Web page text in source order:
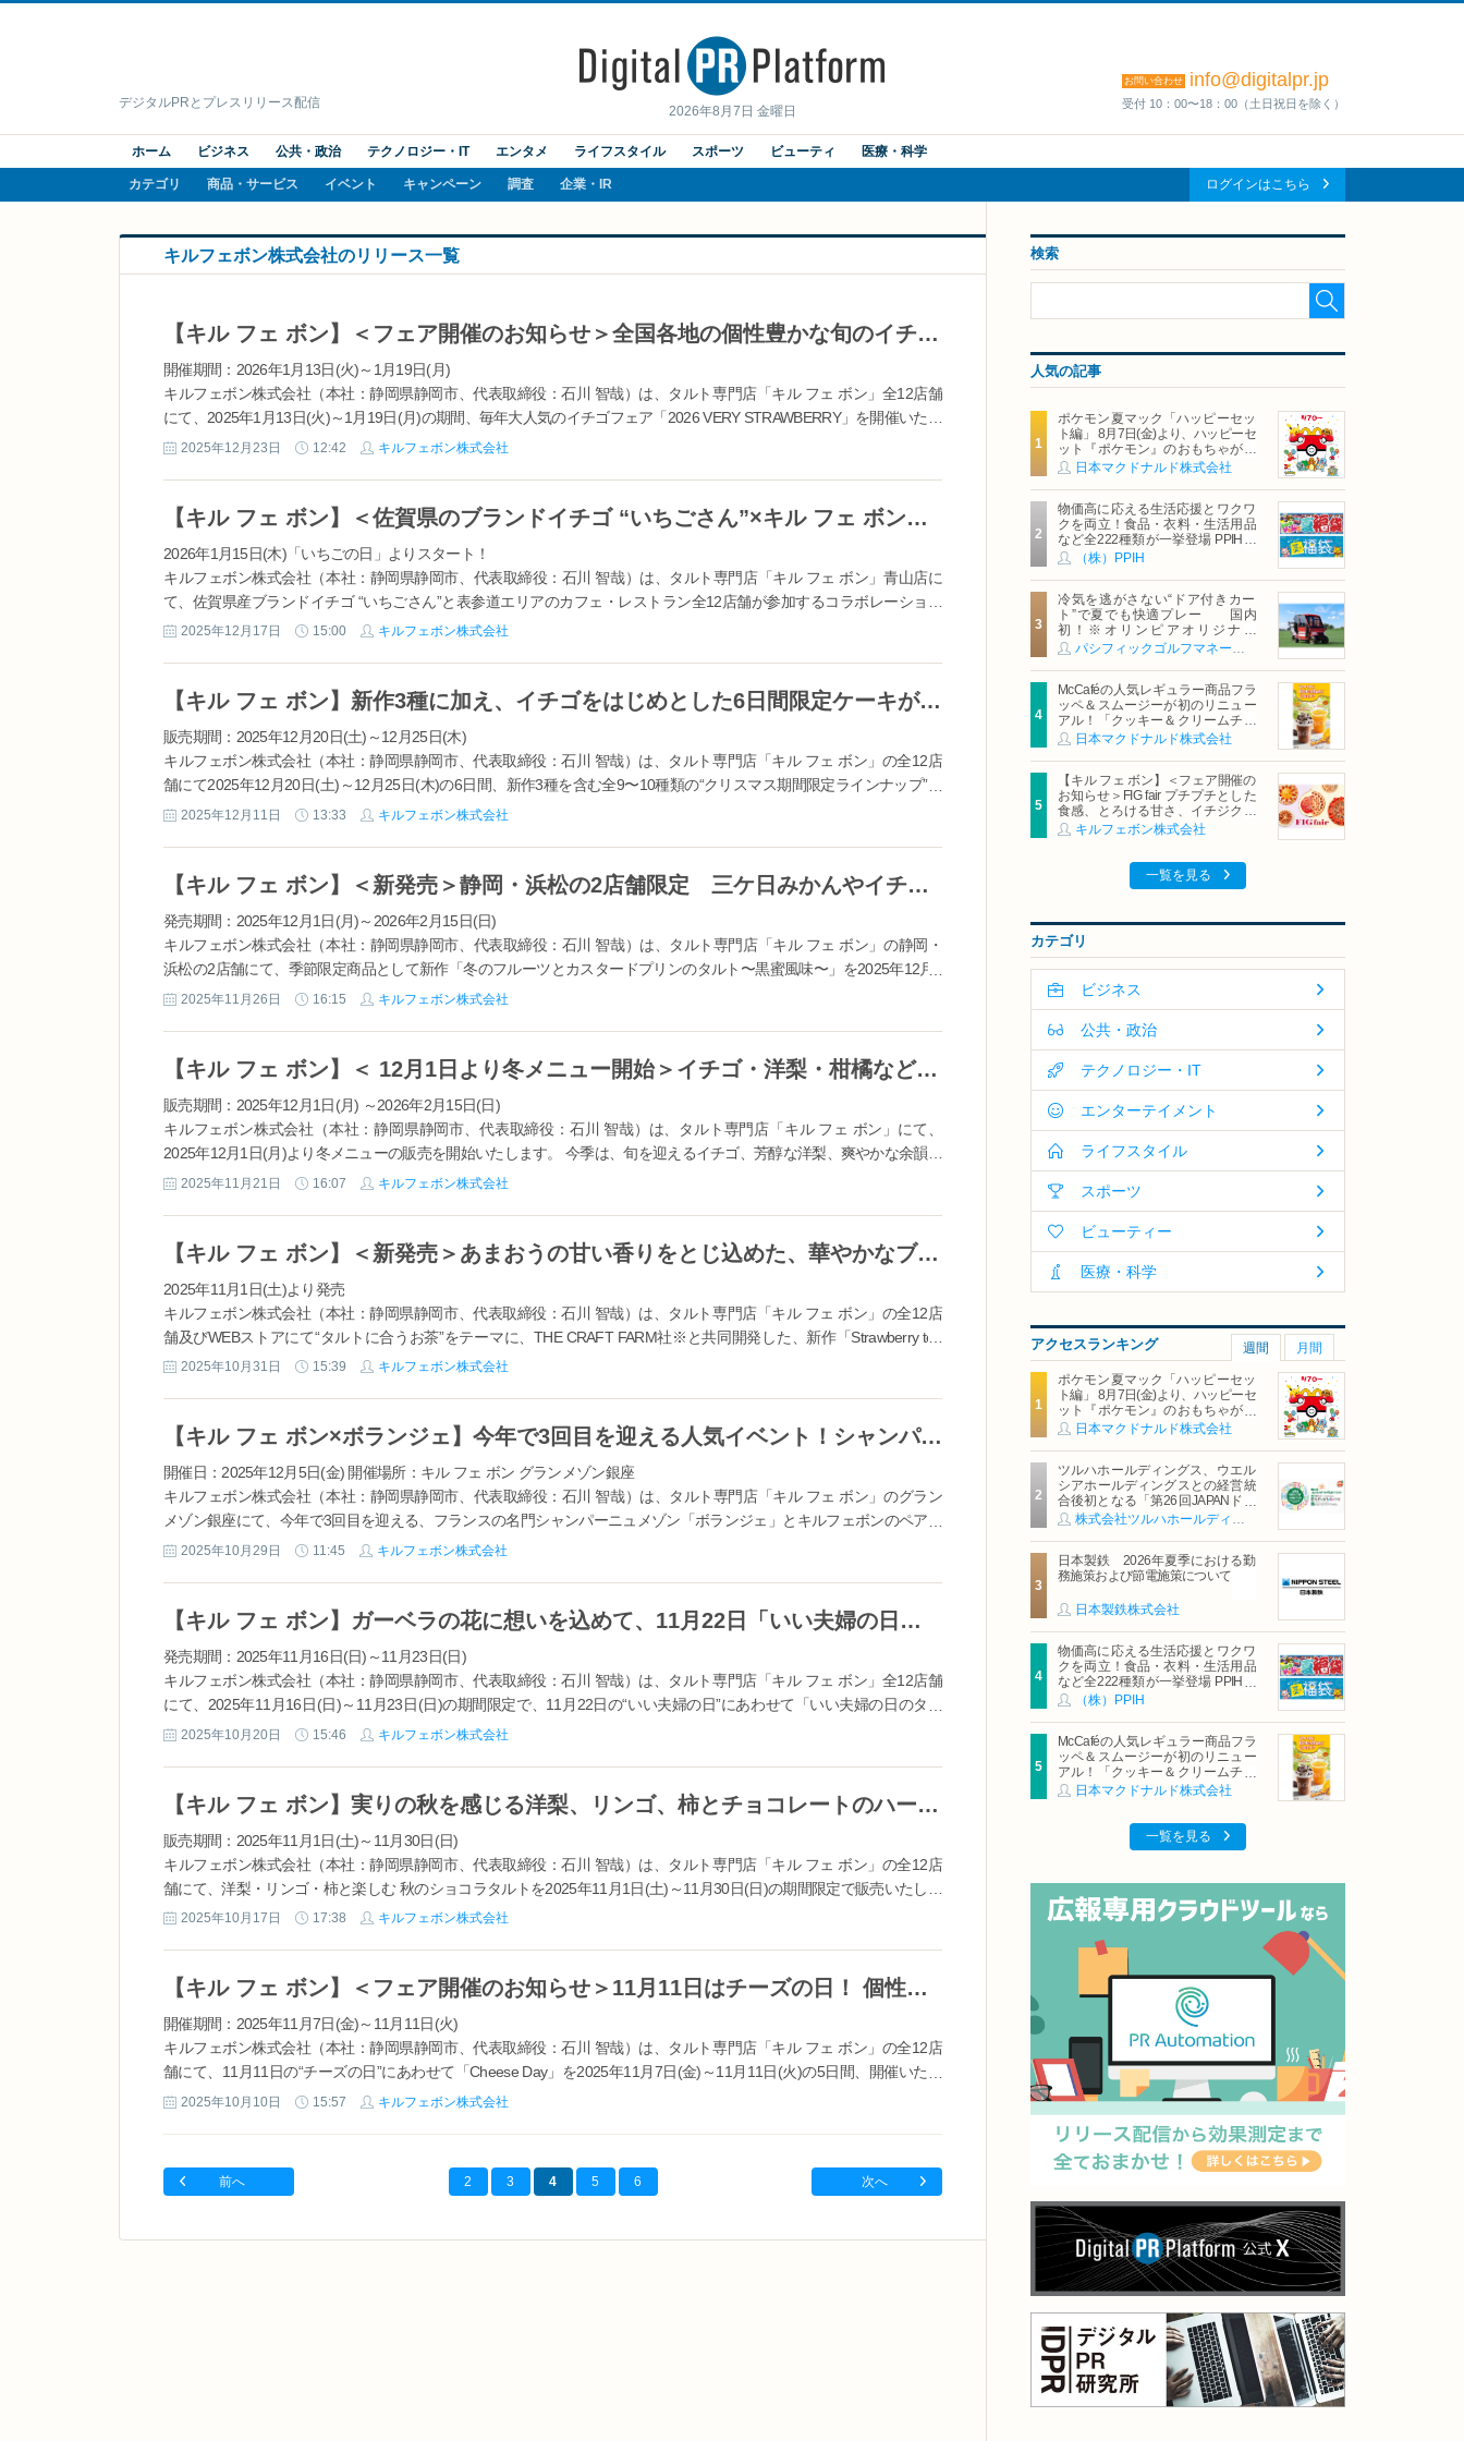
2026年8月7日 金曜日
デジタルPRとプレスリリース配信
お問い合わせ info@digitalpr.jp
受付 10：00〜18：00（土日祝日を除く）
ホーム ビジネス 公共・政治 テクノロジー・IT エンタメ ライフスタイル スポーツ ビューティ 医療・科学
カテゴリ 商品・サービス イベント キャンペーン 調査 企業・IR ログインはこちら
キルフェボン株式会社のリリース一覧
【キル フェ ボン】＜フェア開催のお知らせ＞全国各地の個性豊かな旬のイチゴが勢揃い！ショーケースを赤く彩る1週間 毎年大人気のフェア「2026 VERY STRAWBERRY」
開催期間：2026年1月13日(火)～1月19日(月)
キルフェボン株式会社（本社：静岡県静岡市、代表取締役：石川 智哉）は、タルト専門店「キル フェ ボン」全12店舗
にて、2025年1月13日(火)～1月19日(月)の期間、毎年大人気のイチゴフェア「2026 VERY STRAWBERRY」を開催いたし
ます。 本フェアは、全国各地から集めた...
2025年12月23日 12:42 キルフェボン株式会社
【キル フェ ボン】＜佐賀県のブランドイチゴ “いちごさん”×キル フェ ボン青山＞5年目を迎える人気企画『いちごさんどう2026』
2026年1月15日(木)「いちごの日」よりスタート！
キルフェボン株式会社（本社：静岡県静岡市、代表取締役：石川 智哉）は、タルト専門店「キル フェ ボン」青山店に
て、佐賀県産ブランドイチゴ “いちごさん”と表参道エリアのカフェ・レストラン全12店舗が参加するコラボレーション
企画『いちごさんどう2026』に今年も参加いたし...
2025年12月17日 15:00 キルフェボン株式会社
【キル フェ ボン】新作3種に加え、イチゴをはじめとした6日間限定ケーキが登場！クリスマスだけの多彩なラインナップ。クリスマス限定メニュー
販売期間：2025年12月20日(土)～12月25日(木)
キルフェボン株式会社（本社：静岡県静岡市、代表取締役：石川 智哉）は、タルト専門店「キル フェ ボン」の全12店
舗にて2025年12月20日(土)～12月25日(木)の6日間、新作3種を含む全9〜10種類の“クリスマス期間限定ラインナップ”を
販売いたします。6日間のみ販...
2025年12月11日 13:33 キルフェボン株式会社
【キル フェ ボン】＜新発売＞静岡・浜松の2店舗限定 三ケ日みかんやイチゴなど5種のフルーツが彩るあんみつ風プリンタルト登場
発売期間：2025年12月1日(月)～2026年2月15日(日)
キルフェボン株式会社（本社：静岡県静岡市、代表取締役：石川 智哉）は、タルト専門店「キル フェ ボン」の静岡・
浜松の2店舗にて、季節限定商品として新作「冬のフルーツとカスタードプリンのタルト〜黒蜜風味〜」を2025年12月1
日(月)～2026年2月15日(日)の期間、発売いたします。 今回の...
2025年11月26日 16:15 キルフェボン株式会社
【キル フェ ボン】＜ 12月1日より冬メニュー開始＞イチゴ・洋梨・柑橘など冬の訪れを告げるタルトが勢揃い！
販売期間：2025年12月1日(月) ～2026年2月15日(日)
キルフェボン株式会社（本社：静岡県静岡市、代表取締役：石川 智哉）は、タルト専門店「キル フェ ボン」にて、
2025年12月1日(月)より冬メニューの販売を開始いたします。 今季は、旬を迎えるイチゴ、芳醇な洋梨、爽やかな余韻の
柑橘など、冬ならではの果実を使用。食材本来の香りやみずみずしさ...
2025年11月21日 16:07 キルフェボン株式会社
【キル フェ ボン】＜新発売＞あまおうの甘い香りをとじ込めた、華やかなブレンドティーが登場！新作「 Strawberry tea ～福岡県産 あまおうのブレンド～」
2025年11月1日(土)より発売
キルフェボン株式会社（本社：静岡県静岡市、代表取締役：石川 智哉）は、タルト専門店「キル フェ ボン」の全12店
舗及びWEBストアにて“タルトに合うお茶”をテーマに、THE CRAFT FARM社※と共同開発した、新作「Strawberry tea
～福岡県産 あまおう...
2025年10月31日 15:39 キルフェボン株式会社
【キル フェ ボン×ボランジェ】今年で3回目を迎える人気イベント！シャンパーニュとタルトのマリアージュを楽しむコラボレーション企画「ペアリングイベント」開催
開催日：2025年12月5日(金) 開催場所：キル フェ ボン グランメゾン銀座
キルフェボン株式会社（本社：静岡県静岡市、代表取締役：石川 智哉）は、タルト専門店「キル フェ ボン」のグラン
メゾン銀座にて、今年で3回目を迎える、フランスの名門シャンパーニュメゾン「ボランジェ」とキルフェボンのペアリ
ングイベント「シャンパーニュとタルトのマリアージュ」を2025年12月5...
2025年10月29日 11:45 キルフェボン株式会社
【キル フェ ボン】ガーベラの花に想いを込めて、11月22日「いい夫婦の日」に贈る限定タルト登場！「いい夫婦の日のタルト」
発売期間：2025年11月16日(日)～11月23日(日)
キルフェボン株式会社（本社：静岡県静岡市、代表取締役：石川 智哉）は、タルト専門店「キル フェ ボン」全12店舗
にて、2025年11月16日(日)～11月23日(日)の期間限定で、11月22日の“いい夫婦の日”にあわせて「いい夫婦の日のタル
ト」を発売いたします。 昨年...
2025年10月20日 15:46 キルフェボン株式会社
【キル フェ ボン】実りの秋を感じる洋梨、リンゴ、柿とチョコレートのハーモニー「秋のフルーツを味わうショコラタルト」
販売期間：2025年11月1日(土)～11月30日(日)
キルフェボン株式会社（本社：静岡県静岡市、代表取締役：石川 智哉）は、タルト専門店「キル フェ ボン」の全12店
舗にて、洋梨・リンゴ・柿と楽しむ 秋のショコラタルトを2025年11月1日(土)～11月30日(日)の期間限定で販売いたしま
す。 秋のフルーツを楽しむショコラタルトは、芳醇な洋...
2025年10月17日 17:38 キルフェボン株式会社
【キル フェ ボン】＜フェア開催のお知らせ＞11月11日はチーズの日！ 個性豊かな5種類のチーズタルトが勢揃い「Cheese Day」
開催期間：2025年11月7日(金)～11月11日(火)
キルフェボン株式会社（本社：静岡県静岡市、代表取締役：石川 智哉）は、タルト専門店「キル フェ ボン」の全12店
舗にて、11月11日の“チーズの日”にあわせて「Cheese Day」を2025年11月7日(金)～11月11日(火)の5日間、開催いたし
ます。 期間...
2025年10月10日 15:57 キルフェボン株式会社
前へ 2 3 4 5 6 次へ
検索
人気の記事
ポケモン夏マック「ハッピーセッ
ト編」 8月7日(金)より、ハッピーセ
ット『ポケモン』のおもちゃが期
間限定登場
日本マクドナルド株式会社
物価高に応える生活応援とワクワ
クを両立！食品・衣料・生活用品
など全222種類が一挙登場 PPIHグ
ループ「夏福袋」＆セール 8月6日
(木)より順次スタート
（株）PPIH
冷気を逃がさない“ドア付きカー
ト”で夏でも快適プレー 国内
初！※オリンピアオリジナル
「AirCon Cart（エアコンカー
ト）」導入 | ＰＧＭ
McCaféの人気レギュラー商品フラ
ッペ＆スムージーが初のリニュー
アル！「クッキー＆クリームチョ
コフラッペ」「マンゴースムージ
ー」8月5日（水）から販売開始
日本マクドナルド株式会社
【キル フェ ボン】＜フェア開催の
お知らせ＞FIG fair プチプチとした
食感、とろける甘さ、イチジクの
魅力をたっぷりと。新作を含め、
イチジク尽くしの全4種が登場8月
キルフェボン株式会社
一覧を見る
カテゴリ
ビジネス
公共・政治
テクノロジー・IT
エンターテイメント
ライフスタイル
スポーツ
ビューティー
医療・科学
アクセスランキング 週間 月間
ポケモン夏マック「ハッピーセッ
ト編」 8月7日(金)より、ハッピーセ
ット『ポケモン』のおもちゃが期
間限定登場
日本マクドナルド株式会社
ツルハホールディングス、ウエル
シアホールディングスとの経営統
合後初となる「第26回JAPANドラ
ッグストアショー」に出展
株式会社ツルハホールディングス
日本製鉄 2026年夏季における勤
務施策および節電施策について
日本製鉄株式会社
物価高に応える生活応援とワクワ
クを両立！食品・衣料・生活用品
など全222種類が一挙登場 PPIHグ
ループ「夏福袋」＆セール 8月6日
（株）PPIH
McCaféの人気レギュラー商品フラ
ッペ＆スムージーが初のリニュー
アル！「クッキー＆クリームチョ
コフラッペ」「マンゴースムージ
日本マクドナルド株式会社
一覧を見る